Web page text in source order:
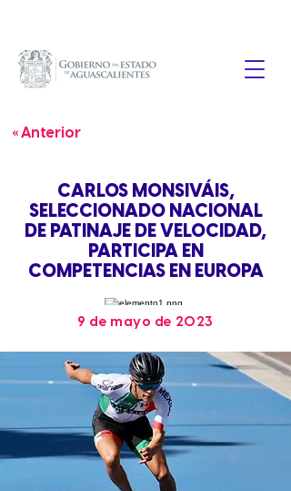
« Anterior
CARLOS MONSIVÁIS,
SELECCIONADO NACIONAL
DE PATINAJE DE VELOCIDAD,
PARTICIPA EN
COMPETENCIAS EN EUROPA
9 de mayo de 2023